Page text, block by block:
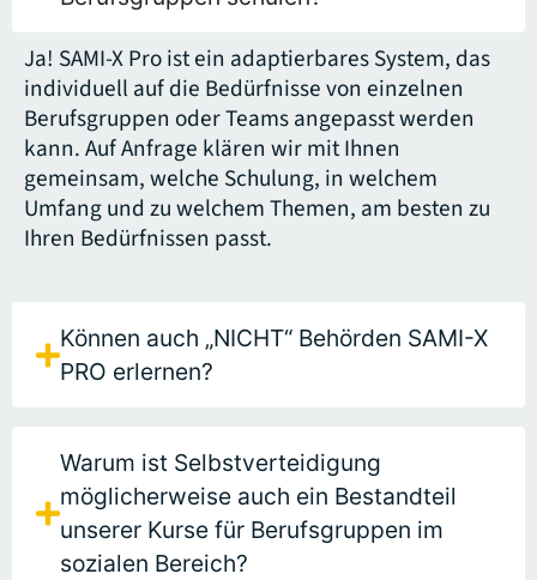
Ja! SAMI-X Pro ist ein adaptierbares System, das
individuell auf die Bedürfnisse von einzelnen
Berufsgruppen oder Teams angepasst werden
kann. Auf Anfrage klären wir mit Ihnen
gemeinsam, welche Schulung, in welchem
Umfang und zu welchem Themen, am besten zu
Ihren Bedürfnissen passt.
Können auch „NICHT“ Behörden SAMI-X
PRO erlernen?
Warum ist Selbstverteidigung
möglicherweise auch ein Bestandteil
unserer Kurse für Berufsgruppen im
sozialen Bereich?